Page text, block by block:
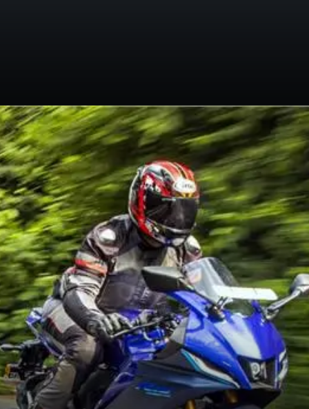
इसमें नए यांत्रिक अपडेट्स और बेहतर
सस्पेंशन के साथ प्रदर्शन में भी वृद्धि की
गई है।